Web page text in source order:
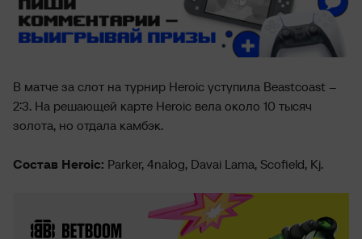
В матче за слот на турнир Heroic уступила Beastcoast –
2:3. На решающей карте Heroic вела около 10 тысяч
золота, но отдала камбэк.
Состав Heroic: Parker, 4nalog, Davai Lama, Scofield, Kj.